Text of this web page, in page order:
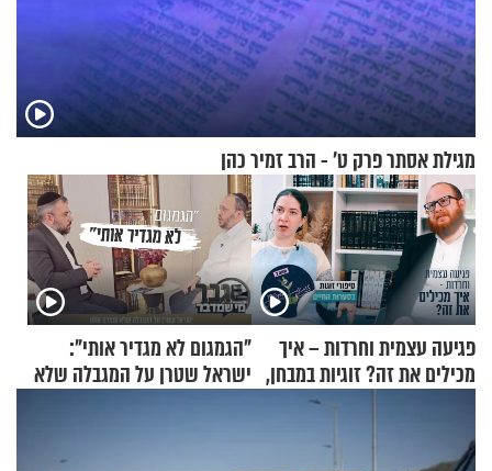
מגילת אסתר פרק ט’ - הרב זמיר כהן
פגיעה עצמית וחרדות – איך
מכילים את זה? זוגיות במבחן,
הפעם עם יהודית ואלתר כהן
"הגמגום לא מגדיר אותי":
ישראל שטרן על המגבלה שלא